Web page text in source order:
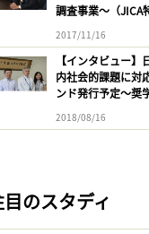
調査事業〜（JICA
2017/11/16
【インタビュー
内社会的課題に対
ンド発行予定〜奨
2018/08/16
のスタディ